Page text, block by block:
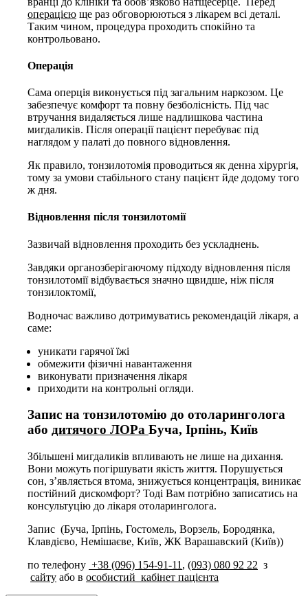
операцією ще раз обговорюються з лікарем всі деталі.
Таким чином, процедура проходить спокійно та
контрольовано.
Операція
Сама оперція виконується під загальним наркозом. Це
забезпечує комфорт та повну безболісність. Під час
втручання видаляється лише надлишкова частина
мигдаликів. Після операції пацієнт перебуває під
наглядом у палаті до повного відновлення.
Як правило, тонзилотомія проводиться як денна хірургія,
тому за умови стабільного стану пацієнт йде додому того
ж дня.
Відновлення після тонзилотомії
Зазвичай відновлення проходить без ускладнень.
Завдяки органозберігаючому підходу відновлення після
тонзилотомії відбувається значно щвидше, ніж після
тонзилоктомії,
Водночас важливо дотримуватись рекомендацій лікаря, а
саме:
уникати гарячої їжі
обмежити фізичні навантаження
виконувати призначення лікаря
приходити на контрольні огляди.
Запис на тонзилотомію до отоларинголога
або дитячого ЛОРа Буча, Ірпінь, Київ
Збільшені мигдаликів впливають не лише на дихання.
Вони можуть погіршувати якість життя. Порушується
сон, з’являється втома, знижується концентрація, виникає
постійний дискомфорт? Тоді Вам потрібно записатись на
консультуцію до лікаря отоларинголога.
Запис (Буча, Ірпінь, Гостомель, Ворзель, Бородянка,
Клавдієво, Немішаєве, Київ, ЖК Варашавский (Київ))
по телефону +38 (096) 154-91-11 , (093) 080 92 22 з
сайту або в особистий кабінет пацієнта